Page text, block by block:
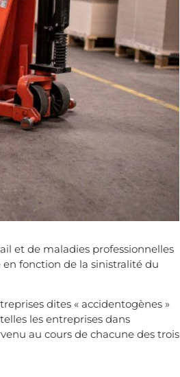
et de maladies professionnelles
en fonction de la sinistralité du
dites « accidentogènes »
les entreprises dans
au cours de chacune des trois